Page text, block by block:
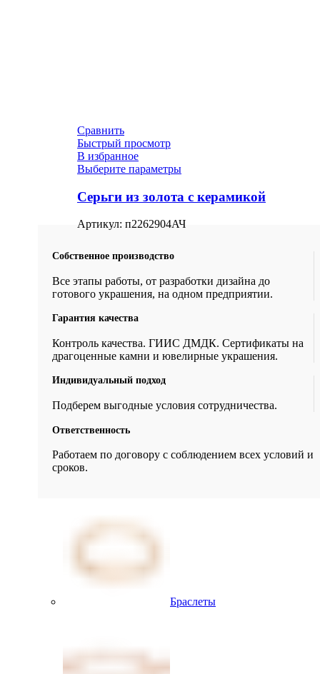
Сравнить
Быстрый просмотр
В избранное
Выберите параметры
Серьги из золота с керамикой
Артикул: п2262904АЧ
Собственное производство
Все этапы работы, от разработки дизайна до
готового украшения, на одном предприятии.
Гарантия качества
Контроль качества. ГИИС ДМДК. Сертификаты на
драгоценные камни и ювелирные украшения.
Индивидуальный подход
Подберем выгодные условия сотрудничества.
Ответственность
Работаем по договору с соблюдением всех условий и
сроков.
Браслеты